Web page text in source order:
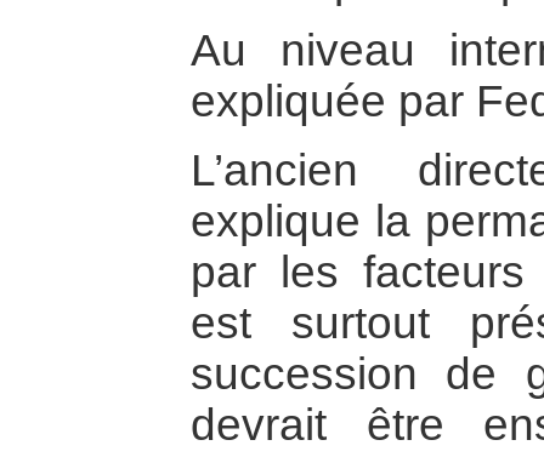
Au niveau
expliquée par
L’ancien
explique la
par les facteurs
est surtout
succession de
devrait être